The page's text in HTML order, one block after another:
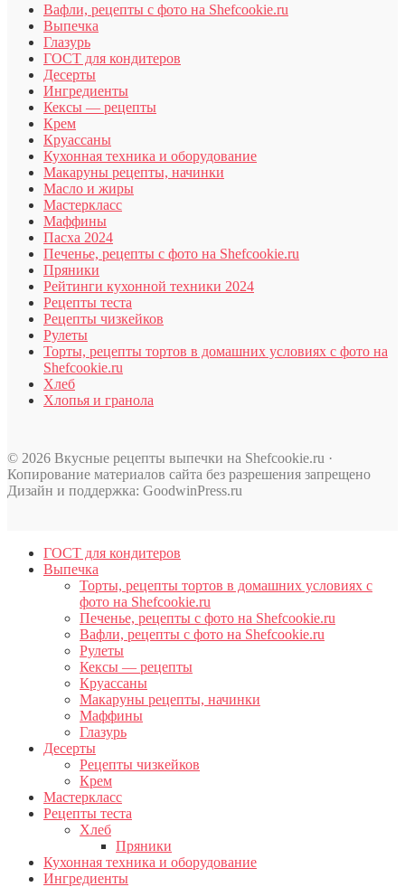
Вафли, рецепты с фото на Shefcookie.ru
Выпечка
Глазурь
ГОСТ для кондитеров
Десерты
Ингредиенты
Кексы — рецепты
Крем
Круассаны
Кухонная техника и оборудование
Макаруны рецепты, начинки
Масло и жиры
Мастеркласс
Маффины
Пасха 2024
Печенье, рецепты с фото на Shefcookie.ru
Пряники
Рейтинги кухонной техники 2024
Рецепты теста
Рецепты чизкейков
Рулеты
Торты, рецепты тортов в домашних условиях с фото на
Shefcookie.ru
Хлеб
Хлопья и гранола
© 2026 Вкусные рецепты выпечки на Shefcookie.ru ·
Копирование материалов сайта без разрешения запрещено
Дизайн и поддержка: GoodwinPress.ru
ГОСТ для кондитеров
Выпечка
Торты, рецепты тортов в домашних условиях с
фото на Shefcookie.ru
Печенье, рецепты с фото на Shefcookie.ru
Вафли, рецепты с фото на Shefcookie.ru
Рулеты
Кексы — рецепты
Круассаны
Макаруны рецепты, начинки
Маффины
Глазурь
Десерты
Рецепты чизкейков
Крем
Мастеркласс
Рецепты теста
Хлеб
Пряники
Кухонная техника и оборудование
Ингредиенты